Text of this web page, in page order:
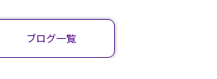
ブログ一覧